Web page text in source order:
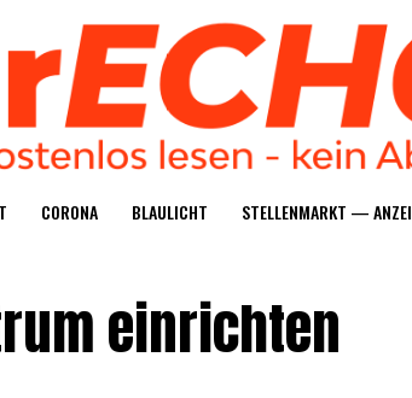
CORO­NA BLAU­LICHT STEL­LEN­MARKT —
einrichten